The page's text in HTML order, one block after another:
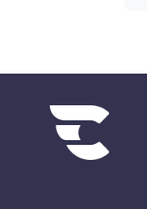
Liens divers